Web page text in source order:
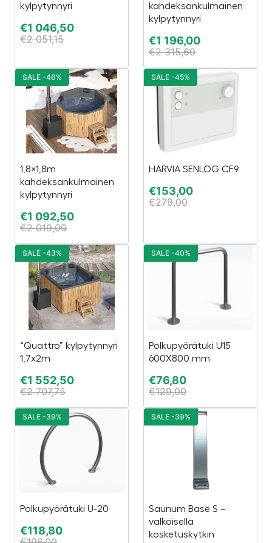
kylpytynnyri
€1 046,50
€2 051,15
kahdeksankulmainen
kylpytynnyri
€1 196,00
€2 315,60
1,8×1,8m
kahdeksankulmainen
kylpytynnyri
€1 092,50
€2 019,00
SALE -46%
HARVIA SENLOG CF9
€153,00
€279,00
SALE -45%
“Quattro” kylpytynnyri
1,7x2m
€1 552,50
€2 707,75
SALE -43%
Polkupyörätuki U15
600X800 mm
€76,80
€129,00
SALE -40%
Polkupyörätuki U-20
€118,80
SALE -39%
Saunum Base S –
valkoisella
kosketuskytkin
SALE -39%